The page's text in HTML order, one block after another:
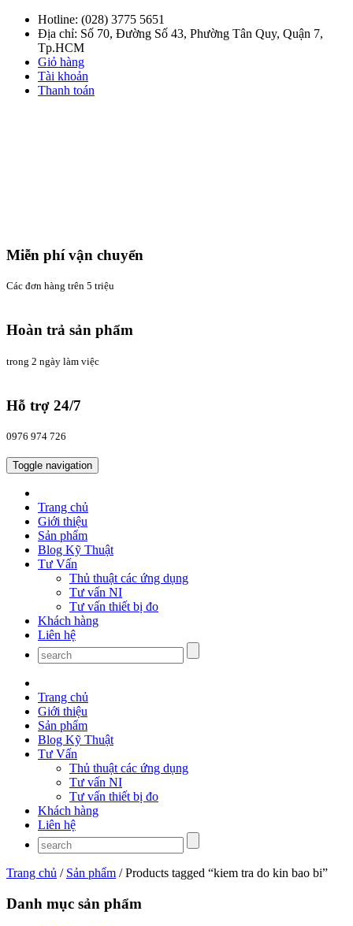
Hotline: (028) 3775 5651
Địa chỉ: Số 70, Đường Số 43, Phường Tân Quy, Quận 7,
Tp.HCM
Giỏ hàng
Tài khoản
Thanh toán
Miễn phí vận chuyển
Các đơn hàng trên 5 triệu
Hoàn trả sản phẩm
trong 2 ngày làm việc
Hỗ trợ 24/7
0976 974 726
Toggle navigation
Trang chủ
Giới thiệu
Sản phẩm
Blog Kỹ Thuật
Tư Vấn
Thủ thuật các ứng dụng
Tư vấn NI
Tư vấn thiết bị đo
Khách hàng
Liên hệ
Trang chủ
Giới thiệu
Sản phẩm
Blog Kỹ Thuật
Tư Vấn
Thủ thuật các ứng dụng
Tư vấn NI
Tư vấn thiết bị đo
Khách hàng
Liên hệ
Trang chủ / Sản phẩm / Products tagged “kiem tra do kin bao bi”
Danh mục sản phẩm